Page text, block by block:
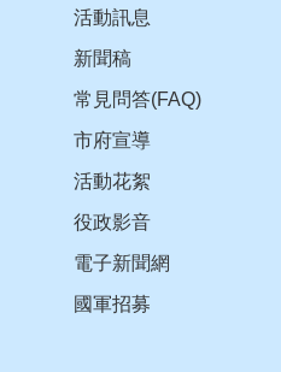
活動訊息
新聞稿
常見問答(FAQ)
市府宣導
活動花絮
役政影音
電子新聞網
國軍招募